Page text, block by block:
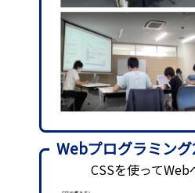
Webプログラミング
CSSを使ってWeb